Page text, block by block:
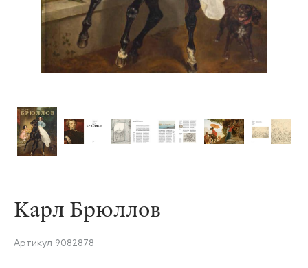
Карл Брюллов
Артикул 9082878